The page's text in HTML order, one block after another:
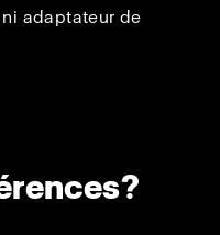
adaptateur de